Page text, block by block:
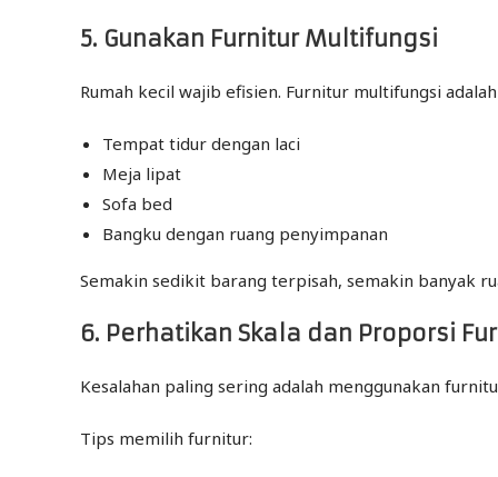
5. Gunakan Furnitur Multifungsi
Rumah kecil wajib efisien. Furnitur multifungsi
Tempat tidur dengan laci
Meja lipat
Sofa bed
Bangku dengan ruang penyimpanan
Semakin sedikit barang terpisah, semakin banyak
6. Perhatikan Skala dan Proporsi
Kesalahan paling sering adalah menggunakan
Tips memilih furnitur: